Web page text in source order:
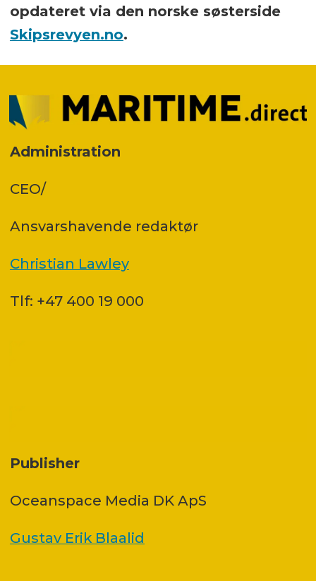
opdateret via den norske søsterside
Skipsrevyen.no.
Administration
CEO/
Ansvars­havende redaktør
Christian Lawley
Tlf: +47 400 19 000
Publisher
Oceanspace Media DK ApS
Gustav Erik Blaalid